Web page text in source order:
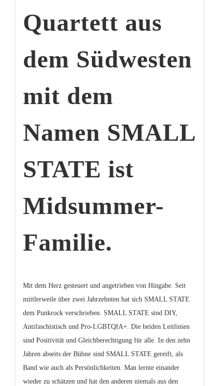
Quartett aus
dem Südwesten
mit dem
Namen SMALL
STATE ist
Midsummer-
Familie.
Mit dem Herz gesteuert und angetrieben von Hingabe. Seit
mittlerweile über zwei Jahrzehnten hat sich SMALL STATE
dem Punkrock verschrieben. SMALL STATE sind DIY,
Antifaschistisch und Pro-LGBTQIA+. Die beiden Leitlinien
sind Positivität und Gleichberechtigung für alle. In den zehn
Jahren abseits der Bühne sind SMALL STATE gereift, als
Band wie auch als Persönlichkeiten. Man lernte einander
wieder zu schätzen und hat den anderen niemals aus den